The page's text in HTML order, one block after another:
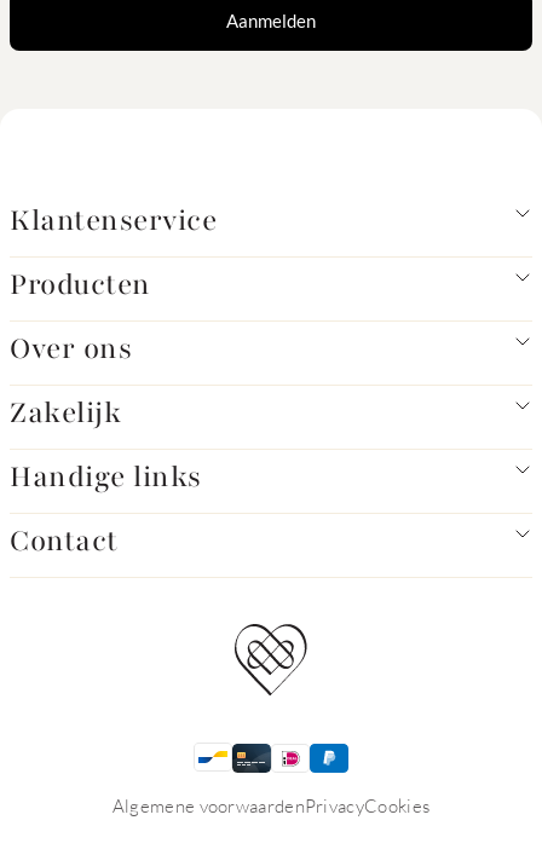
Aanmelden
Klantenservice
Producten
Over ons
Zakelijk
Handige links
Contact
Algemene voorwaardenPrivacyCookies